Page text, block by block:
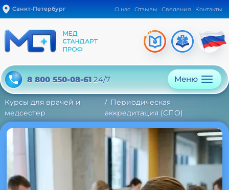
Санкт-Петербург О нас Отзывы Сведения Контакты
8 800 550-08-61 24/7 Меню
Курсы для врачей и
медсестер
Периодическая
аккредитация (СПО)